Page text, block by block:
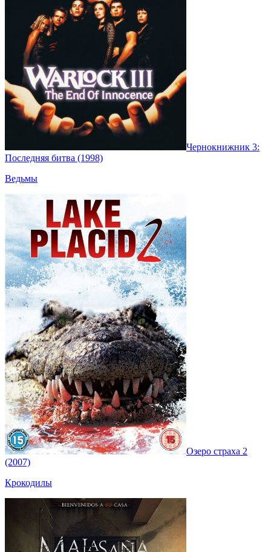
Чернокнижник 3:
Последняя битва (1998)
Ведьмы
Озеро страха 2
(2007)
Крокодилы